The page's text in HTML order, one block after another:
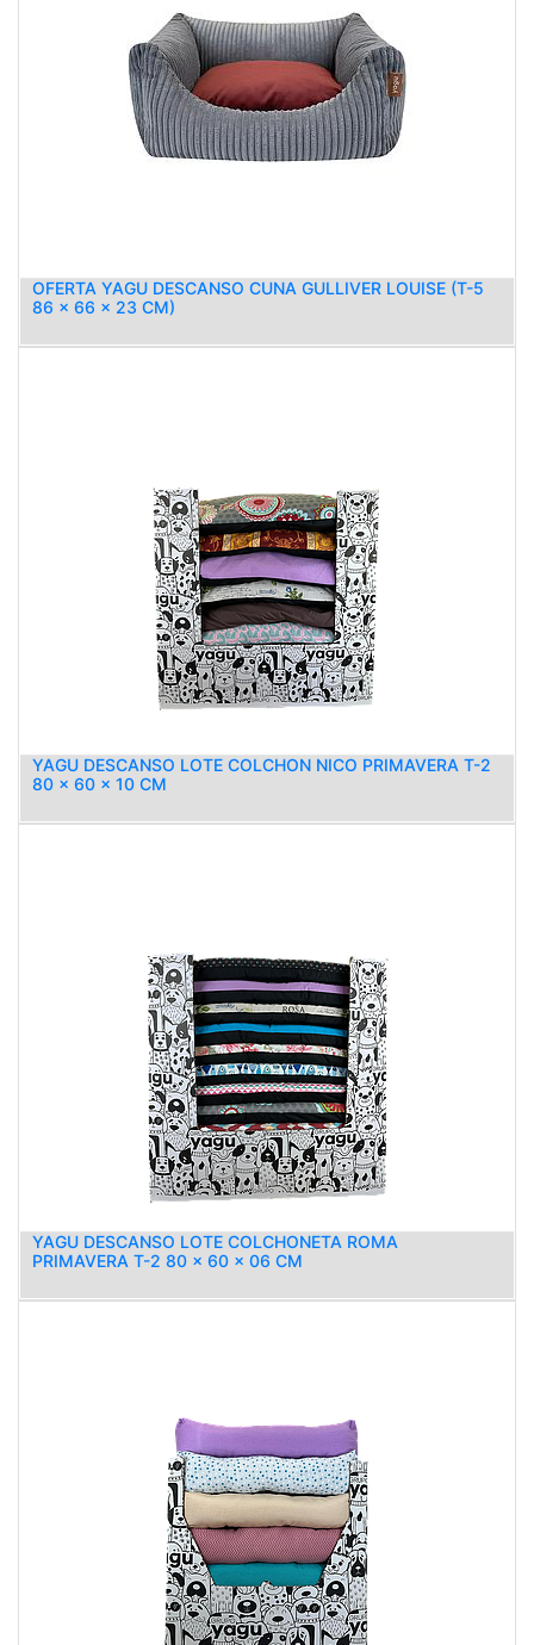
OFERTA YAGU DESCANSO CUNA GULLIVER LOUISE (T-5
86 x 66 x 23 CM)
YAGU DESCANSO LOTE COLCHON NICO PRIMAVERA T-2
80 x 60 x 10 CM
YAGU DESCANSO LOTE COLCHONETA ROMA
PRIMAVERA T-2 80 x 60 x 06 CM